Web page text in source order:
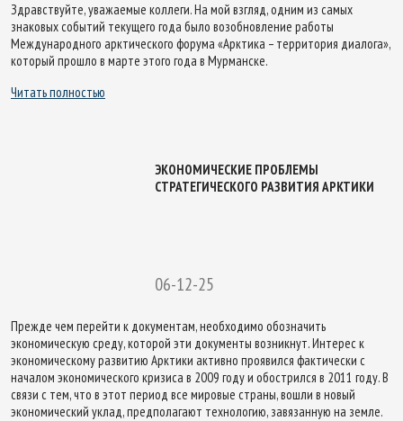
Здравствуйте, уважаемые коллеги. На мой взгляд, одним из самых
знаковых событий текущего года было возобновление работы
Международного арктического форума «Арктика – территория диалога»,
который прошло в марте этого года в Мурманске.
Читать полностью
ЭКОНОМИЧЕСКИЕ ПРОБЛЕМЫ
СТРАТЕГИЧЕСКОГО РАЗВИТИЯ АРКТИКИ
06-12-25
Прежде чем перейти к документам, необходимо обозначить
экономическую среду, которой эти документы возникнут. Интерес к
экономическому развитию Арктики активно проявился фактически с
началом экономического кризиса в 2009 году и обострился в 2011 году. В
связи с тем, что в этот период все мировые страны, вошли в новый
экономический уклад, предполагают технологию, завязанную на земле.